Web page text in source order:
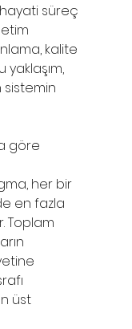
süreç
kalite
yaklaşım,
sistemin
göre
her bir
en fazla
Toplam
üst